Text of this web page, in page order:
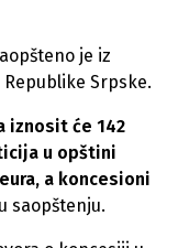
je iz
Srpske.
iznosit će 142
u opštini
a koncesioni
saopštenju.